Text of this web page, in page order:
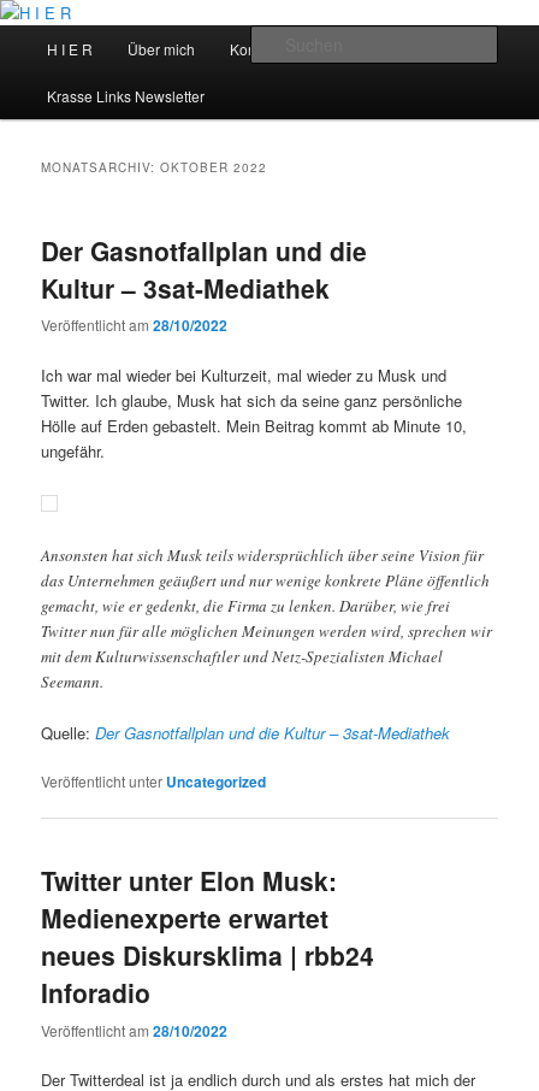
Zum
springen
Zum
springenH I E R
H I E R Über mich Kontakt
Krasse Links Newsletter
MONATSARCHIV:OKTOBER 2022
Der Gasnotfallplan und die
Kultur – 3sat-Mediathek
Veröffentlicht am28/10/2022
Ich war mal wieder bei Kulturzeit, mal wieder zu Musk und
Twitter. Ich glaube, Musk hat sich da seine ganz persönliche
Hölle auf Erden gebastelt. Mein Beitrag kommt ab Minute 10,
ungefähr.
Ansonsten hat sich Musk teils widersprüchlich über seine Vision für
das Unternehmen geäußert und nur wenige konkrete Pläne öffentlich
gemacht, wie er gedenkt, die Firma zu lenken. Darüber, wie frei
Twitter nun für alle möglichen Meinungen werden wird, sprechen wir
mit dem Kulturwissenschaftler und Netz-Spezialisten Michael
Seemann.
Quelle:Der Gasnotfallplan und die Kultur – 3sat-Mediathek
Veröffentlicht unter Uncategorized
Twitter unter Elon Musk:
Medienexperte erwartet
neues Diskursklima | rbb24
Inforadio
Veröffentlicht am28/10/2022
Der Twitterdeal ist ja endlich durch und als erstes hat mich der